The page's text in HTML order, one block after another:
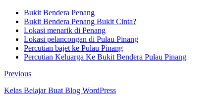
Bukit Bendera Penang
Bukit Bendera Penang Bukit Cinta?
Lokasi menarik di Penang
Lokasi pelancongan di Pulau Pinang
Percutian bajet ke Pulau Pinang
Percutian Keluarga Ke Bukit Bendera Pulau Pinang
Previous
Kelas Belajar Buat Blog WordPress